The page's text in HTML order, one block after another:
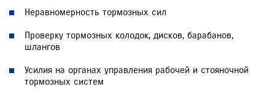
Неравномерность тормозных сил
Проверку тормозных колодок, дисков, барабанов,
шлангов
Усилия на органах управления рабочей и стояночной
тормозных систем